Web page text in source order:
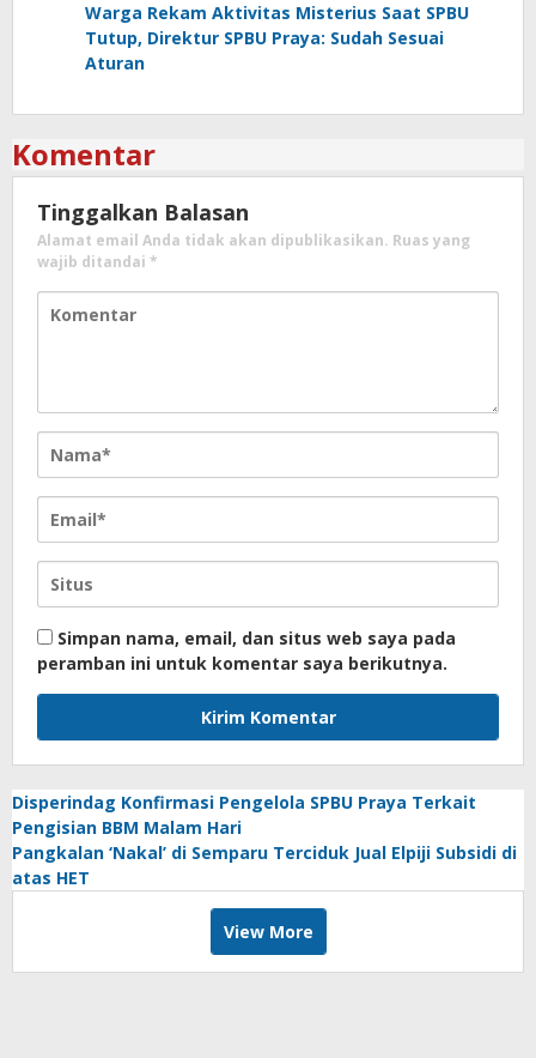
Warga Rekam Aktivitas Misterius Saat SPBU
Tutup, Direktur SPBU Praya: Sudah Sesuai
Aturan
Komentar
Tinggalkan Balasan
Alamat email Anda tidak akan dipublikasikan. Ruas yang
wajib ditandai *
Simpan nama, email, dan situs web saya pada
peramban ini untuk komentar saya berikutnya.
Disperindag Konfirmasi Pengelola SPBU Praya Terkait
Pengisian BBM Malam Hari
Pangkalan ‘Nakal’ di Semparu Terciduk Jual Elpiji Subsidi di
atas HET
View More